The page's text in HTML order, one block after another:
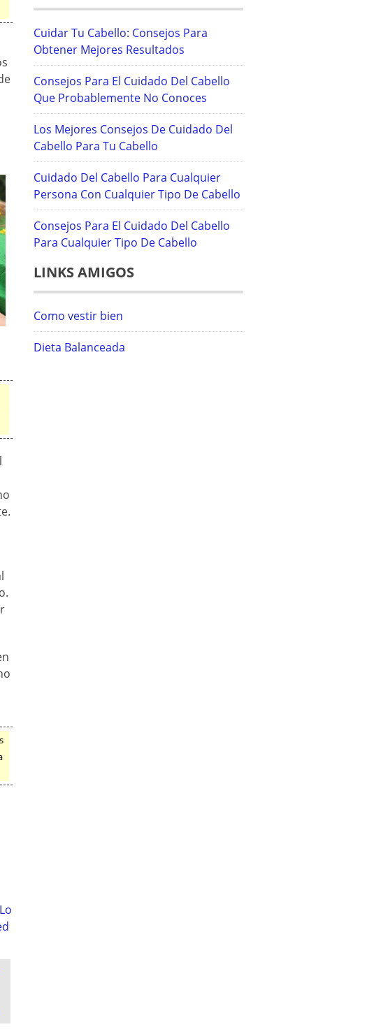
Cuidar Tu Cabello: Consejos Para
Obtener Mejores Resultados
Consejos Para El Cuidado Del Cabello
Que Probablemente No Conoces
Los Mejores Consejos De Cuidado Del
Cabello Para Tu Cabello
Cuidado Del Cabello Para Cualquier
Persona Con Cualquier Tipo De Cabello
Consejos Para El Cuidado Del Cabello
Para Cualquier Tipo De Cabello
LINKS AMIGOS
Como vestir bien
Dieta Balanceada